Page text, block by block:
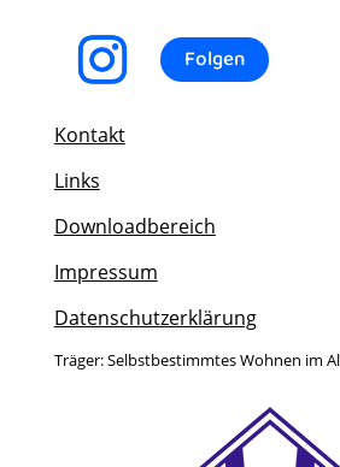
Folgen
Kontakt
Links
Downloadbereich
Impressum
Datenschutzerklärung
Träger: Selbstbestimmtes Wohnen im